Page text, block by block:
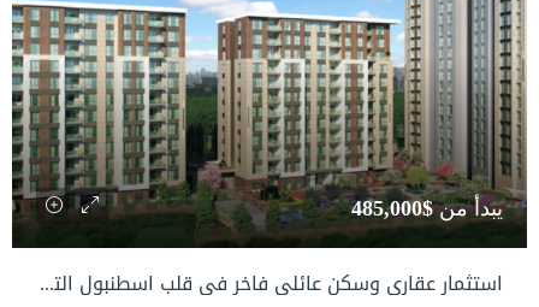
يبدأ من$485,000
استثمار عقاري وسكن عائلي فاخر في قلب اسطنبول التاريخية